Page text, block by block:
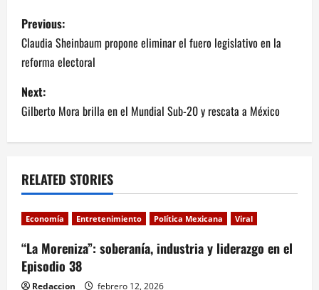
P
o
s
t
n
a
v
i
g
Previous:
Claudia Sheinbaum propone eliminar el fuero legislativo en la
reforma electoral
Next:
Gilberto Mora brilla en el Mundial Sub-20 y rescata a México
RELATED STORIES
Economía Entretenimiento Política Mexicana Viral
“La Moreniza”: soberanía, industria y liderazgo en el
Episodio 38
Redaccion febrero 12, 2026